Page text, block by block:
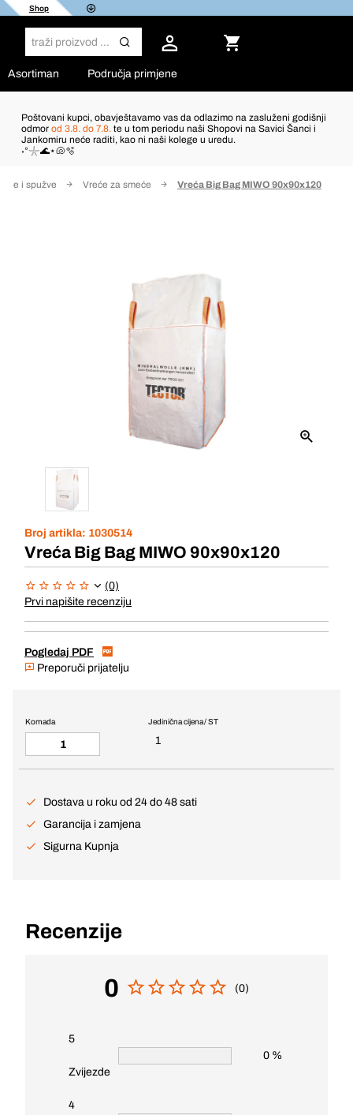
Shop
Asortiman Područja primjene
Poštovani kupci, obavještavamo vas da odlazimo na zasluženi godišnji
odmor od 3.8. do 7.8. te u tom periodu naši Shopovi na Savici Šanci i
Jankomiru neće raditi, kao ni naši kolege u uredu.
˖°𓇼🌊⋆🐚🫧
i spužve Vreće za smeće Vreća Big Bag MIWO 90x90x120
Broj artikla: 1030514
Vreća Big Bag MIWO 90x90x120
(0)
Prvi napišite recenziju
Pogledaj PDF
Preporuči prijatelju
Jedinična cijena / ST
1
Komada
Dostava u roku od 24 do 48 sati
Garancija i zamjena
Sigurna Kupnja
Recenzije
0 (0)
5
Zvijezde
0 %
4